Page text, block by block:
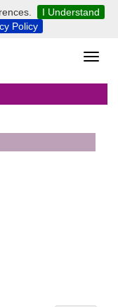
I Understand
Policy